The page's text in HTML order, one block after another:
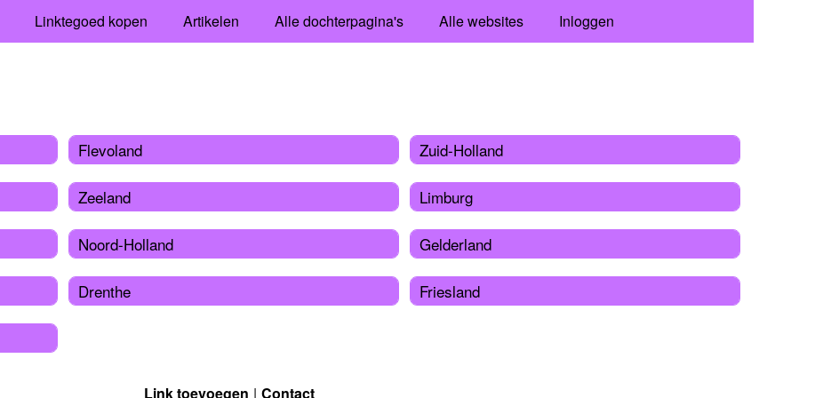
Linktegoed kopen Artikelen Alle dochterpagina's Alle websites Inloggen
Flevoland
Zeeland
Noord-Holland
Drenthe
Zuid-Holland
Limburg
Gelderland
Friesland
Link toevoegen Contact